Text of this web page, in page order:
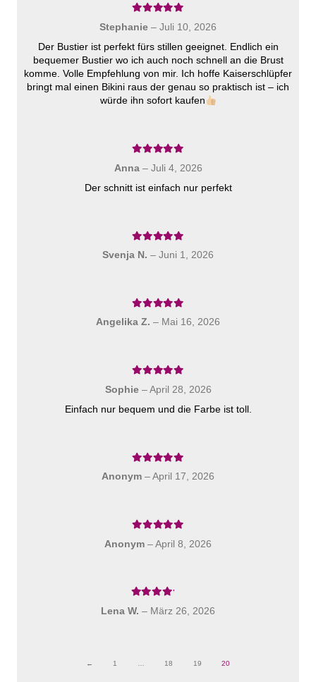
Stephanie – Juli 10, 2026
Der Bustier ist perfekt fürs stillen geeignet. Endlich ein
bequemer Bustier wo ich auch noch schnell an die Brust
komme. Volle Empfehlung von mir. Ich hoffe Kaiserschlüpfer
bringt mal einen Bikini raus der genau so praktisch ist – ich
würde ihn sofort kaufen
Anna – Juli 4, 2026
Der schnitt ist einfach nur perfekt
Svenja N. – Juni 1, 2026
Angelika Z. – Mai 16, 2026
Sophie – April 28, 2026
Einfach nur bequem und die Farbe ist toll.
Anonym –April 17, 2026
Anonym –April 8, 2026
Lena W. – März 26, 2026
← 1 18 19 20